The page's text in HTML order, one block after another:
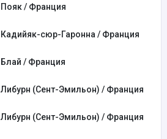
Пояк / Франция
Кадийяк-сюр-Гаронна / Франция
Блай / Франция
Либурн (Сент-Эмильон) / Франция
Либурн (Сент-Эмильон) / Франция